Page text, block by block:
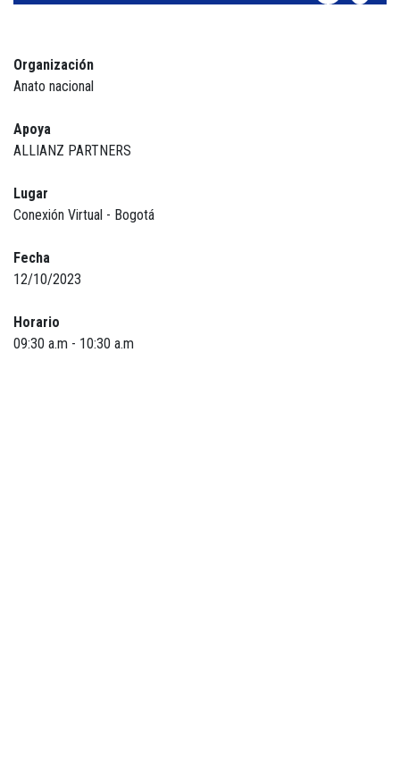
Organización
Anato nacional
Apoya
ALLIANZ PARTNERS
Lugar
Conexión Virtual - Bogotá
Fecha
12/10/2023
Horario
09:30 a.m - 10:30 a.m